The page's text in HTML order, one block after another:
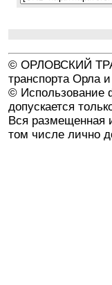
© ОРЛОВСКИЙ
транспорта Орла
© Использование
допускается
Вся размещенная
том числе лично